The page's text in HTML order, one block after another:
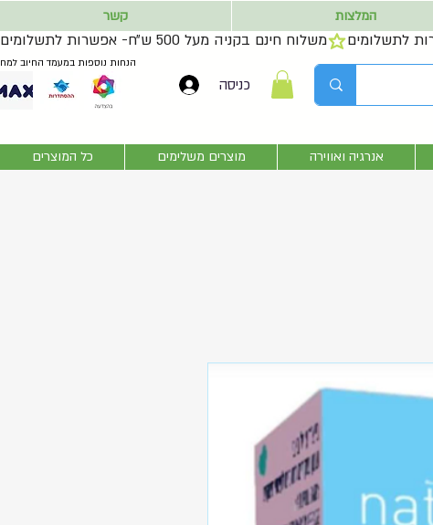
המלצות קשר
משלוח חינם בקניה מעל 500 ש״ח- אפשרות לתשלומים
הנחות נוספות במעמד החיוב
כניסה
אנרגיה ואווירה מוצרים משלימים כל המוצרים